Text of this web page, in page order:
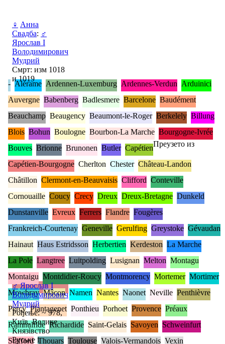
♀ Анна
Свадба: ♂
Ярослав I
Володимирович
Мудрий
Смрт: изм 1018
и 1019
♂ Ярослав I
Володимирович
Мудрий
Рођење: ~ 978,
Київ, Велике
Князівство
Руське і
- Alérame Ardennen-Luxemburg Ardennes-Verdun Arduinici
Auvergne Babenberg Badlesmere Barcelone Baudément
Beauchamp Beaugency Beaumont-le-Roger Berkelely Billung
Blois Bohun Boulogne Bourbon-La Marche Bourgogne-Ivrée
Bouves Brionne Brunonen Butler Capétien
Capétien-Bourgogne Cherlton Chester Château-Landon
Châtillon Clermont-en-Beauvaisis Clifford Conteville
Cornouaille Coucy Crecy Dreux Dreux-Bretagne Dunkeld
Dunstanville Evreux Ferrers Flandre Fougères
Frankreich-Courtenay Geneville Gerulfing Greystoke Gévaudan
Hainaut Haus Estridsson Herbertien Kerdeston La Marche
La Pole Langtree Luitpolding Lusignan Melton Montagu
Montaigu Montdidier-Roucy Montmorency Mortemer Mortimer
Mowbray Mâcon Namen Nantes Naonet Neville Penthièvre
Percy Plantagenet Ponthieu Porhoet Provence Préaux
Ramnulfide Richardide Saint-Gelais Savoyen Schweinfurt
Stafford Thouars Toulouse Valois-Vermandois Vexin
Преузето из